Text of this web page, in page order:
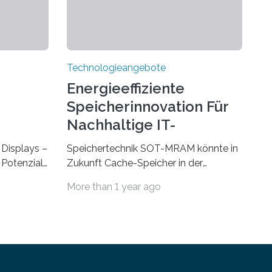
–
eine
Technologieangebote
Energieeffiziente
Speicherinnovation Für
Nachhaltige IT-
Lösungen
Speichertechnik SOT-MRAM könnte in
Zukunft Cache-Speicher in der
Foto, klick, und ab in die sozialen
More than 1 year ago